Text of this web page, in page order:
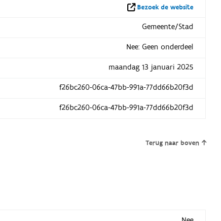
Bezoek de website
Gemeente/Stad
Nee: Geen onderdeel
maandag 13 januari 2025
f26bc260-06ca-47bb-991a-77dd66b20f3d
f26bc260-06ca-47bb-991a-77dd66b20f3d
Terug naar boven